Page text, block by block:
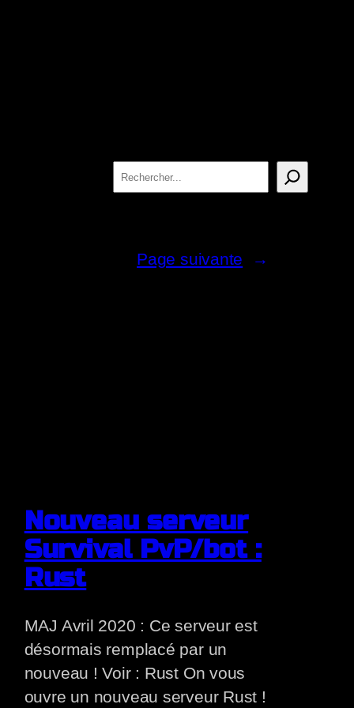
Rechercher
Page suivante →
Nouveau serveur
Survival PvP/bot :
Rust
MAJ Avril 2020 : Ce serveur est
désormais remplacé par un
nouveau ! Voir : Rust On vous
ouvre un nouveau serveur Rust !